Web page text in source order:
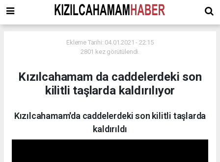
Ekleme Tarihi: 04.01.2021 - 22:15
2801 kez görütülendi.
Kızılcahamam da caddelerdeki son
kilitli taşlarda kaldırılıyor
Kızılcahamam'da caddelerdeki son kilitli taşlarda
kaldırıldı